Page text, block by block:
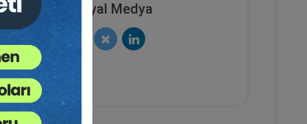
Ekle
İcra Hukukunda İstihkak
İddiası Video Eğitimi
Sosyal Medya